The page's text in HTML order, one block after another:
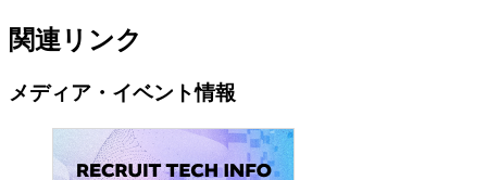
関連リンク
メディア・イベント情報